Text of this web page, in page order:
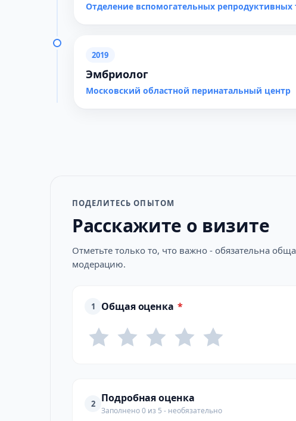
Отделение вспомогательных
2019
Эмбриолог
Московский областной перинатальный центр
ПОДЕЛИТЕСЬ ОПЫТОМ
Расскажите о визите
Отметьте только то, что важно - обязательна
модерацию.
1 Общая оценка *
2 Подробная оценка
Заполнено 0 из 5 - необязательно